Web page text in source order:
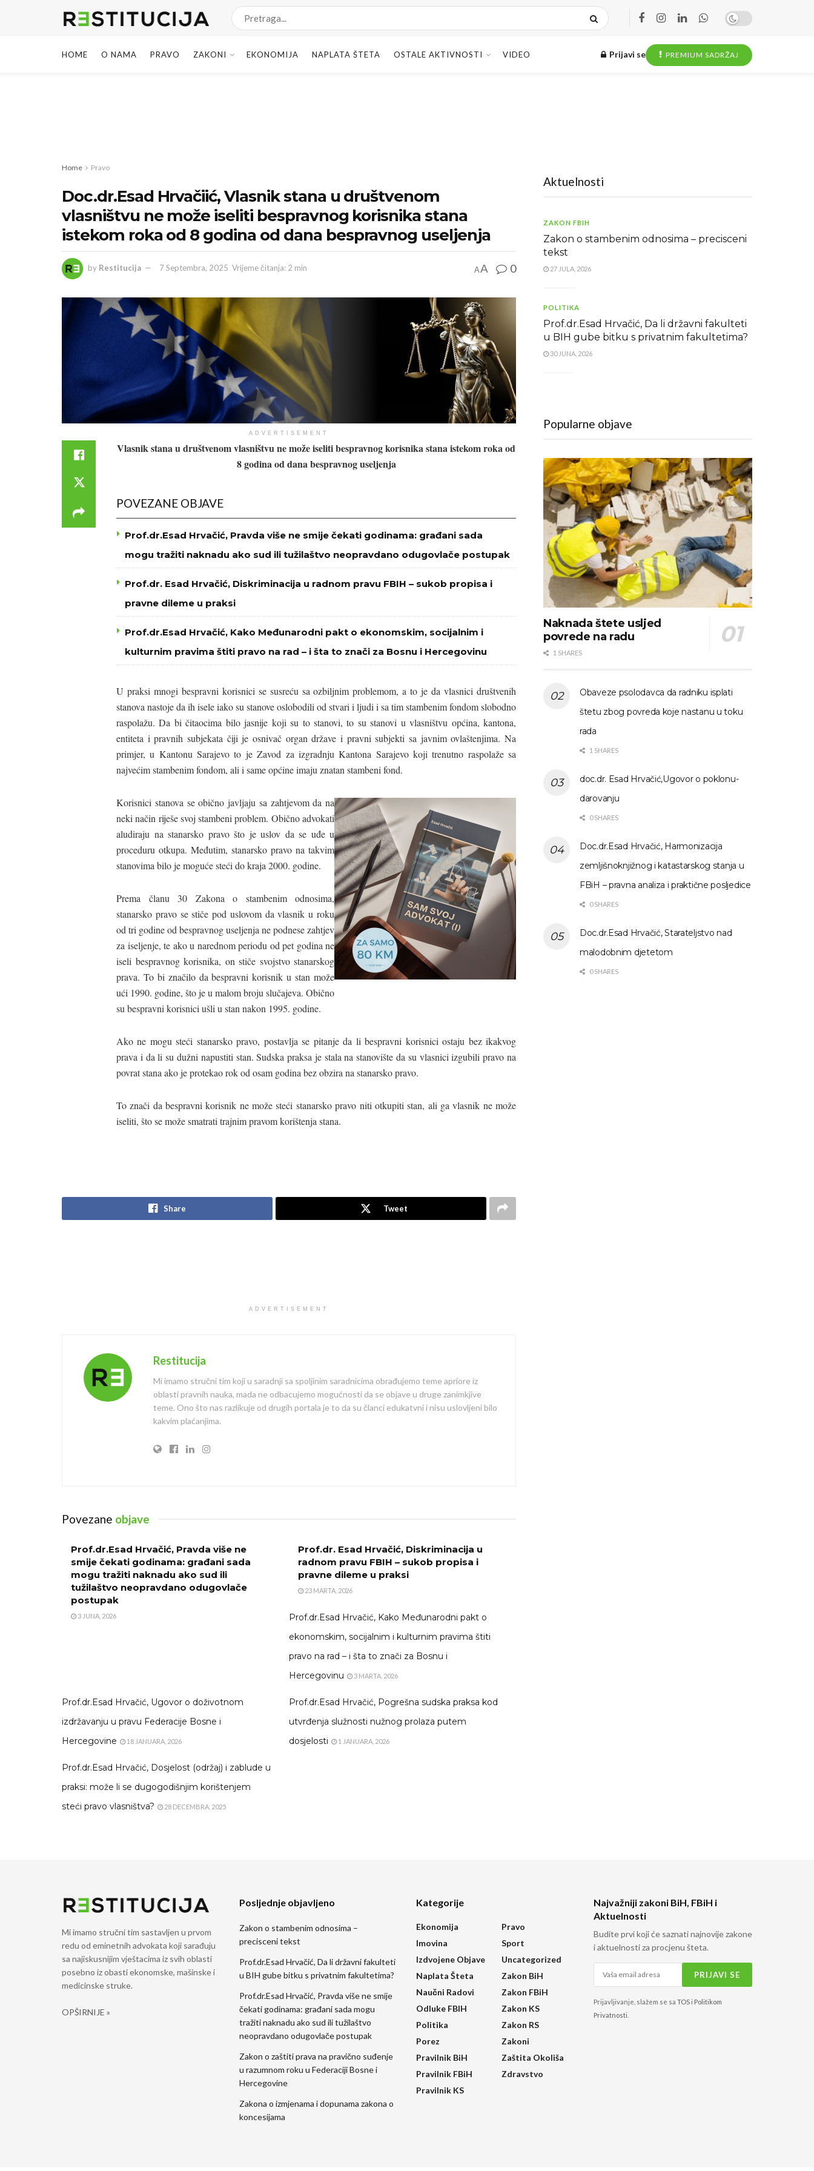
HOME O NAMA PRAVO ZAKONI EKONOMIJA NAPLATA ŠTETA OSTALE AKTIVNOSTI VIDEO Prijavi se PREMIUM SADRŽAJ
Home Pravo
Doc.dr.Esad Hrvačiić, Vlasnik stana u društvenom
vlasništvu ne može iseliti bespravnog korisnika stana
istekom roka od 8 godina od dana bespravnog useljenja
by Restitucija 7 Septembra, 2025 Vrijeme čitanja: 2 min AA 0
ADVERTISEMENT
Vlasnik stana u društvenom vlasništvu ne može iseliti bespravnog korisnika stana istekom roka od
8 godina od dana bespravnog useljenja
POVEZANE OBJAVE
Prof.dr.Esad Hrvačić, Pravda više ne smije čekati godinama: građani sada
mogu tražiti naknadu ako sud ili tužilaštvo neopravdano odugovlače postupak
Prof.dr. Esad Hrvačić, Diskriminacija u radnom pravu FBIH – sukob propisa i
pravne dileme u praksi
Prof.dr.Esad Hrvačić, Kako Međunarodni pakt o ekonomskim, socijalnim i
kulturnim pravima štiti pravo na rad – i šta to znači za Bosnu i Hercegovinu
U praksi mnogi bespravni korisnici se susreću sa ozbiljnim problemom, a to je da vlasnici društvenih
stanova nastoje da ih isele iako su stanove oslobodili od stvari i ljudi i sa tim stambenim fondom slobodno
raspolažu. Da bi čitaocima bilo jasnije koji su to stanovi, to su stanovi u vlasništvu općina, kantona,
entiteta i pravnih subjekata čiji je osnivač organ države i pravni subjekti sa javnim ovlaštenjima. Na
primjer, u Kantonu Sarajevo to je Zavod za izgradnju Kantona Sarajevo koji trenutno raspolaže sa
najvećim stambenim fondom, ali i same općine imaju znatan stambeni fond.
Korisnici stanova se obično javljaju sa zahtjevom da na
neki način riješe svoj stambeni problem. Obično advokati
aludiraju na stanarsko pravo što je uslov da se uđe u
proceduru otkupa. Međutim, stanarsko pravo na takvim
stanovima bilo je moguće steći do kraja 2000. godine.
Prema članu 30 Zakona o stambenim odnosima,
stanarsko pravo se stiče pod uslovom da vlasnik u roku
od tri godine od bespravnog useljenja ne podnese zahtjev
za iseljenje, te ako u narednom periodu od pet godina ne
iseli bespravnog korisnika, on stiče svojstvo stanarskog
prava. To bi značilo da bespravni korisnik u stan može
ući 1990. godine, što je u malom broju slučajeva. Obično
su bespravni korisnici ušli u stan nakon 1995. godine.
Ako ne mogu steći stanarsko pravo, postavlja se pitanje da li bespravni korisnici ostaju bez ikakvog
prava i da li su dužni napustiti stan. Sudska praksa je stala na stanovište da su vlasnici izgubili pravo na
povrat stana ako je protekao rok od osam godina bez obzira na stanarsko pravo.
To znači da bespravni korisnik ne može steći stanarsko pravo niti otkupiti stan, ali ga vlasnik ne može
iseliti, što se može smatrati trajnim pravom korištenja stana.
Share Tweet
ADVERTISEMENT
Restitucija
Mi imamo stručni tim koji u saradnji sa spoljinim saradnicima obrađujemo teme apriore iz
oblasti pravnih nauka, mada ne odbacujemo mogućnosti da se objave u druge zanimkjive
teme. Ono što nas razlikuje od drugih portala je to da su članci edukatvni i nisu uslovljeni bilo
kakvim plaćanjima.
Povezane objave
Prof.dr.Esad Hrvačić, Pravda više ne
smije čekati godinama: građani sada
mogu tražiti naknadu ako sud ili
tužilaštvo neopravdano odugovlače
postupak
3 JUNA, 2026
Prof.dr. Esad Hrvačić, Diskriminacija u
radnom pravu FBIH – sukob propisa i
pravne dileme u praksi
23 MARTA, 2026
Prof.dr.Esad Hrvačić, Kako Međunarodni pakt o
ekonomskim, socijalnim i kulturnim pravima štiti
pravo na rad – i šta to znači za Bosnu i
Hercegovinu
3 MARTA, 2026
Prof.dr.Esad Hrvačić, Ugovor o doživotnom
izdržavanju u pravu Federacije Bosne i
Hercegovine
18 JANUARA, 2026
Prof.dr.Esad Hrvačić, Pogrešna sudska praksa kod
utvrđenja služnosti nužnog prolaza putem
dosjelosti
1 JANUARA, 2026
Prof.dr.Esad Hrvačić, Dosjelost (održaj) i zablude u
praksi: može li se dugogodišnjim korištenjem
steći pravo vlasništva?
28 DECEMBRA, 2025
Aktuelnosti
ZAKON FBIH
Zakon o stambenim odnosima – precisceni
tekst
27 JULA, 2026
POLITIKA
Prof.dr.Esad Hrvačić, Da li državni fakulteti
u BIH gube bitku s privatnim fakultetima?
30 JUNA, 2026
Popularne objave
Naknada štete usljed
povrede na radu
1 SHARES
Obaveze psolodavca da radniku isplati
štetu zbog povreda koje nastanu u toku
rada
1 SHARES
doc.dr. Esad Hrvačić,Ugovor o poklonu-
darovanju
0 SHARES
Doc.dr.Esad Hrvačić, Harmonizacija
zemljišnoknjižnog i katastarskog stanja u
FBiH – pravna analiza i praktične posljedice
0 SHARES
Doc.dr.Esad Hrvačić, Starateljstvo nad
malodobnim djetetom
0 SHARES
Mi imamo stručni tim sastavljen u prvom
redu od eminetnih advokata koji sarađuju
sa najiskusnijim vještacima iz svih oblasti
posebno iz obasti ekonomske, mašinske i
medicinske struke.
OPŠIRNIJE »
Posljednje objavljeno
Zakon o stambenim odnosima –
precisceni tekst
Prof.dr.Esad Hrvačić, Da li državni fakulteti
u BIH gube bitku s privatnim fakultetima?
Prof.dr.Esad Hrvačić, Pravda više ne smije
čekati godinama: građani sada mogu
tražiti naknadu ako sud ili tužilaštvo
neopravdano odugovlače postupak
Zakon o zaštiti prava na pravično suđenje
u razumnom roku u Federaciji Bosne i
Hercegovine
Zakona o izmjenama i dopunama zakona o
koncesijama
Kategorije
Ekonomija
Imovina
Izdvojene Objave
Naplata Šteta
Naučni Radovi
Odluke FBIH
Politika
Porez
Pravilnik BiH
Pravilnik FBiH
Pravilnik KS
Pravo
Sport
Uncategorized
Zakon BiH
Zakon FBiH
Zakon KS
Zakon RS
Zakoni
Zaštita Okoliša
Zdravstvo
Najvažniji zakoni BiH, FBiH i
Aktuelnosti
Budite prvi koji će saznati najnovije zakone
i aktuelnosti za procjenu šteta.
Prijavljivanje, slažem se sa TOSi Politikom
Privatnosti